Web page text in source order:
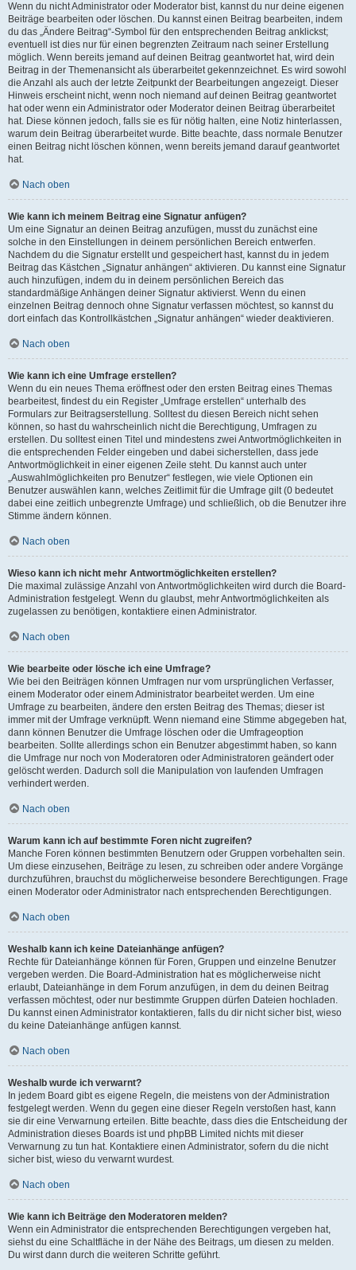
Wenn du nicht Administrator oder Moderator bist, kannst du nur deine eigenen
Beiträge bearbeiten oder löschen. Du kannst einen Beitrag bearbeiten, indem
du das „Ändere Beitrag“-Symbol für den entsprechenden Beitrag anklickst;
eventuell ist dies nur für einen begrenzten Zeitraum nach seiner Erstellung
möglich. Wenn bereits jemand auf deinen Beitrag geantwortet hat, wird dein
Beitrag in der Themenansicht als überarbeitet gekennzeichnet. Es wird sowohl
die Anzahl als auch der letzte Zeitpunkt der Bearbeitungen angezeigt. Dieser
Hinweis erscheint nicht, wenn noch niemand auf deinen Beitrag geantwortet
hat oder wenn ein Administrator oder Moderator deinen Beitrag überarbeitet
hat. Diese können jedoch, falls sie es für nötig halten, eine Notiz hinterlassen,
warum dein Beitrag überarbeitet wurde. Bitte beachte, dass normale Benutzer
einen Beitrag nicht löschen können, wenn bereits jemand darauf geantwortet
hat.
Nach oben
Wie kann ich meinem Beitrag eine Signatur anfügen?
Um eine Signatur an deinen Beitrag anzufügen, musst du zunächst eine
solche in den Einstellungen in deinem persönlichen Bereich entwerfen.
Nachdem du die Signatur erstellt und gespeichert hast, kannst du in jedem
Beitrag das Kästchen „Signatur anhängen“ aktivieren. Du kannst eine Signatur
auch hinzufügen, indem du in deinem persönlichen Bereich das
standardmäßige Anhängen deiner Signatur aktivierst. Wenn du einen
einzelnen Beitrag dennoch ohne Signatur verfassen möchtest, so kannst du
dort einfach das Kontrollkästchen „Signatur anhängen“ wieder deaktivieren.
Nach oben
Wie kann ich eine Umfrage erstellen?
Wenn du ein neues Thema eröffnest oder den ersten Beitrag eines Themas
bearbeitest, findest du ein Register „Umfrage erstellen“ unterhalb des
Formulars zur Beitragserstellung. Solltest du diesen Bereich nicht sehen
können, so hast du wahrscheinlich nicht die Berechtigung, Umfragen zu
erstellen. Du solltest einen Titel und mindestens zwei Antwortmöglichkeiten in
die entsprechenden Felder eingeben und dabei sicherstellen, dass jede
Antwortmöglichkeit in einer eigenen Zeile steht. Du kannst auch unter
„Auswahlmöglichkeiten pro Benutzer“ festlegen, wie viele Optionen ein
Benutzer auswählen kann, welches Zeitlimit für die Umfrage gilt (0 bedeutet
dabei eine zeitlich unbegrenzte Umfrage) und schließlich, ob die Benutzer ihre
Stimme ändern können.
Nach oben
Wieso kann ich nicht mehr Antwortmöglichkeiten erstellen?
Die maximal zulässige Anzahl von Antwortmöglichkeiten wird durch die Board-
Administration festgelegt. Wenn du glaubst, mehr Antwortmöglichkeiten als
zugelassen zu benötigen, kontaktiere einen Administrator.
Nach oben
Wie bearbeite oder lösche ich eine Umfrage?
Wie bei den Beiträgen können Umfragen nur vom ursprünglichen Verfasser,
einem Moderator oder einem Administrator bearbeitet werden. Um eine
Umfrage zu bearbeiten, ändere den ersten Beitrag des Themas; dieser ist
immer mit der Umfrage verknüpft. Wenn niemand eine Stimme abgegeben hat,
dann können Benutzer die Umfrage löschen oder die Umfrageoption
bearbeiten. Sollte allerdings schon ein Benutzer abgestimmt haben, so kann
die Umfrage nur noch von Moderatoren oder Administratoren geändert oder
gelöscht werden. Dadurch soll die Manipulation von laufenden Umfragen
verhindert werden.
Nach oben
Warum kann ich auf bestimmte Foren nicht zugreifen?
Manche Foren können bestimmten Benutzern oder Gruppen vorbehalten sein.
Um diese einzusehen, Beiträge zu lesen, zu schreiben oder andere Vorgänge
durchzuführen, brauchst du möglicherweise besondere Berechtigungen. Frage
einen Moderator oder Administrator nach entsprechenden Berechtigungen.
Nach oben
Weshalb kann ich keine Dateianhänge anfügen?
Rechte für Dateianhänge können für Foren, Gruppen und einzelne Benutzer
vergeben werden. Die Board-Administration hat es möglicherweise nicht
erlaubt, Dateianhänge in dem Forum anzufügen, in dem du deinen Beitrag
verfassen möchtest, oder nur bestimmte Gruppen dürfen Dateien hochladen.
Du kannst einen Administrator kontaktieren, falls du dir nicht sicher bist, wieso
du keine Dateianhänge anfügen kannst.
Nach oben
Weshalb wurde ich verwarnt?
In jedem Board gibt es eigene Regeln, die meistens von der Administration
festgelegt werden. Wenn du gegen eine dieser Regeln verstoßen hast, kann
sie dir eine Verwarnung erteilen. Bitte beachte, dass dies die Entscheidung der
Administration dieses Boards ist und phpBB Limited nichts mit dieser
Verwarnung zu tun hat. Kontaktiere einen Administrator, sofern du die nicht
sicher bist, wieso du verwarnt wurdest.
Nach oben
Wie kann ich Beiträge den Moderatoren melden?
Wenn ein Administrator die entsprechenden Berechtigungen vergeben hat,
siehst du eine Schaltfläche in der Nähe des Beitrags, um diesen zu melden.
Du wirst dann durch die weiteren Schritte geführt.